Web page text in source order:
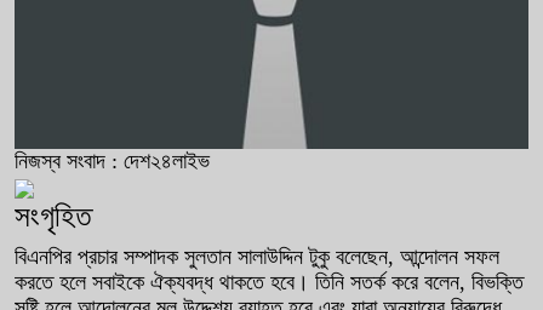
নিজস্ব সংবাদ : দেশ২৪লাইভ
সংগৃহিত
বিএনপির প্রচার সম্পাদক সুলতান সালাউদ্দিন টুকু বলেছেন, আন্দোলন সফল
করতে হলে সবাইকে ঐক্যবদ্ধ থাকতে হবে। তিনি সতর্ক করে বলেন, বিভক্তি